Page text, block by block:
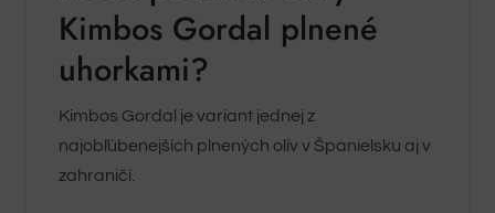
Kimbos Gordal plnené
uhorkami?
Kimbos Gordal je variant jednej z
najobľúbenejších plnených olív v Španielsku aj v
zahraničí.